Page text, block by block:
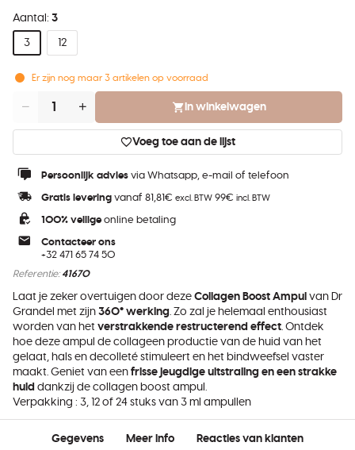
Aantal: 3
3 12
Er zijn nog maar 3 artikelen op voorraad
Aantal In winkelwagen
Voeg toe aan de lijst
Persoonlijk advies via Whatsapp, e-mail of telefoon
Gratis levering vanaf 81,81€ excl. BTW 99€ incl. BTW
100% veilige online betaling
Contacteer ons
+32 471 65 74 50
Referentie: 41670
Laat je zeker overtuigen door deze Collagen Boost Ampul van Dr
Grandel met zijn 360° werking. Zo zal je helemaal enthousiast
worden van het verstrakkende restructerend effect. Ontdek
hoe deze ampul de collageen productie van de huid van het
gelaat, hals en decolleté stimuleert en het bindweefsel vaster
maakt. Geniet van een frisse jeugdige uitstraling en een strakke
huid dankzij de collagen boost ampul.
Verpakking : 3, 12 of 24 stuks van 3 ml ampullen
Gegevens Meer info Reacties van klanten